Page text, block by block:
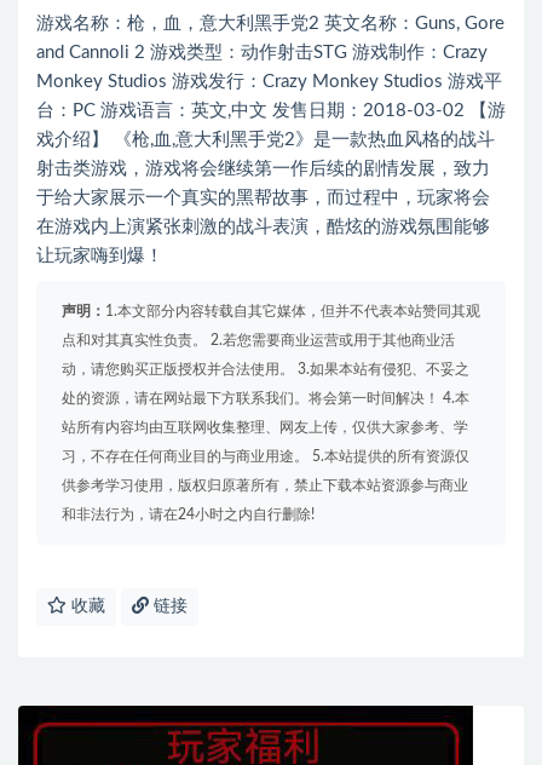
游戏名称：枪，血，意大利黑手党2 英文名称：Guns, Gore
and Cannoli 2 游戏类型：动作射击STG 游戏制作：Crazy
Monkey Studios 游戏发行：Crazy Monkey Studios 游戏平
台：PC 游戏语言：英文,中文 发售日期：2018-03-02 【游
戏介绍】 《枪,血,意大利黑手党2》是一款热血风格的战斗
射击类游戏，游戏将会继续第一作后续的剧情发展，致力
于给大家展示一个真实的黑帮故事，而过程中，玩家将会
在游戏内上演紧张刺激的战斗表演，酷炫的游戏氛围能够
让玩家嗨到爆！
声明： 1.本文部分内容转载自其它媒体，但并不代表本站赞同其观
点和对其真实性负责。 2.若您需要商业运营或用于其他商业活
动，请您购买正版授权并合法使用。 3.如果本站有侵犯、不妥之
处的资源，请在网站最下方联系我们。将会第一时间解决！ 4.本
站所有内容均由互联网收集整理、网友上传，仅供大家参考、学
习，不存在任何商业目的与商业用途。 5.本站提供的所有资源仅
供参考学习使用，版权归原著所有，禁止下载本站资源参与商业
和非法行为，请在24小时之内自行删除!
收藏 链接